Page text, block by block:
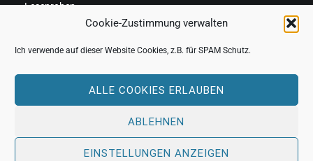
Cookie-Zustimmung verwalten
Ich verwende auf dieser Website Cookies, z.B. für SPAM Schutz.
ALLE COOKIES ERLAUBEN
ABLEHNEN
EINSTELLUNGEN ANZEIGEN
Leseproben
FAQ
Copyright © 2026THERESA HANNIG . All rights reserved. Theme: